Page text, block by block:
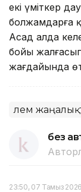
екі үміткер
болжамдарға
Асад алда
бойы
жағдайында
Әлем
без
23:50, 07 Тамыз 2026